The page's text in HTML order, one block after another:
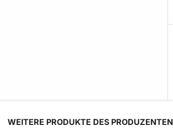
WEITERE PRODUKTE DES PRODUZENTEN